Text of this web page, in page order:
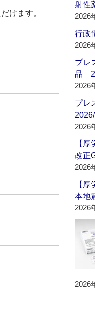
けます。
射性
2026
行政
2026
プレ
品
2026
プレ
2026
【
改正
2026
【
本地
2026
2026